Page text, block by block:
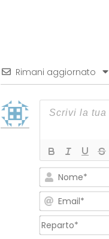
Rimani aggiornato